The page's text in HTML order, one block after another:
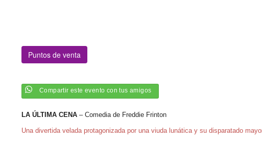
Puntos de venta
Compartir este evento con tus amigos
LA ÚLTIMA CENA – Comedia de Freddie Frinton
Una divertida velada protagonizada por una viuda lunática y su disparatado